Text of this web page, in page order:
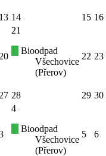
13 14 15 16
20
21
Bioodpad
Všechovice
(Přerov)
22 23
27 28 29 30
4
Bioodpad
Všechovice
(Přerov)
5 6